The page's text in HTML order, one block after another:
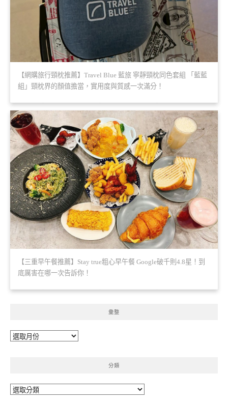
【網購旅行頸枕推薦】Travel Blue 藍旅 寧靜頸枕同色套組 「藍藍
組」頸枕界的顏值擔當，實用度與質感一次滿分！
【三重早午餐推薦】Stay true粗心早午餐 Google破千則4.8星！到
底厲害在哪一次告訴你！
彙整
彙
分類
分